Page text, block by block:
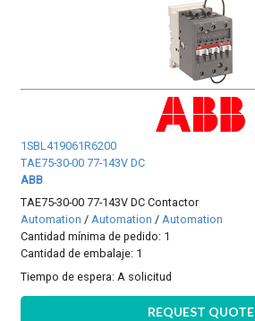
1SBL419061R6200
TAE75-30-00 77-143V DC
ABB
TAE75-30-00 77-143V DC Contactor
Automation /Automation /Automation
Cantidad mínima de pedido: 1
Cantidad de embalaje: 1
Tiempo de espera: A solicitud
REQUEST QUOTE